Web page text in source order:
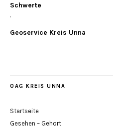
Schwerte
.
Geoservice Kreis Unna
OAG KREIS UNNA
Startseite
Gesehen – Gehört